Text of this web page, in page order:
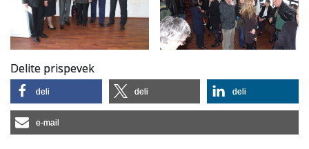
Delite prispevek
deli deli deli
e-mail